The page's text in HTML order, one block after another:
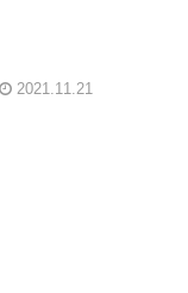
2021.11.21